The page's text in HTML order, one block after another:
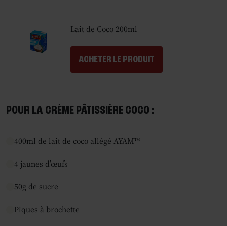
Lait de Coco 200ml
ACHETER LE PRODUIT
POUR LA CRÈME PÂTISSIÈRE COCO :
400ml de lait de coco allégé AYAM™
4 jaunes d’œufs
50g de sucre
Piques à brochette